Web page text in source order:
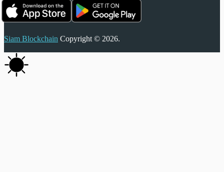
Siam Blockchain Copyright © 2026.